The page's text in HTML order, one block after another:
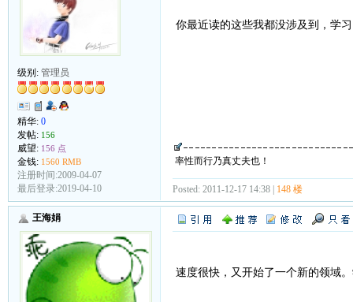
级别: 管理员
精华: 0
发帖: 156
威望: 156 点
金钱: 1560 RMB
注册时间:2009-04-07
最后登录:2019-04-10
你最近读的这些我都没涉及到，学
率性而行乃真丈夫也！
Posted: 2011-12-17 14:38 | 148 楼
王海娟
速度很快，又开始了一个新的领域